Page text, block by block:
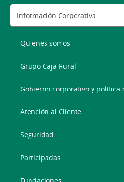
Quienes somos
Grupo Caja Rural
Gobierno corporativo y política
Atención al Cliente
Seguridad
Participadas